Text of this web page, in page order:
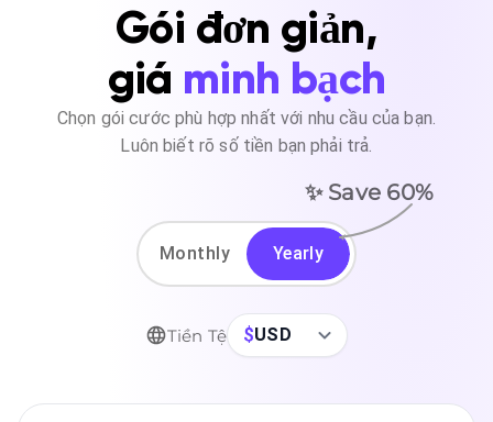
Gói đơn giản,
giá minh bạch
Chọn gói cước phù hợp nhất với nhu cầu của bạn.
Luôn biết rõ số tiền bạn phải trả.
✨ Save 60%
Monthly Yearly
Tiền Tệ $USD